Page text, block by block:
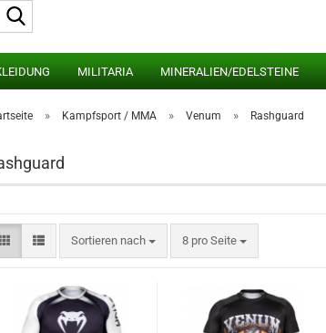
MILITARIA MINERALIEN/EDELSTEINE
» Kampfsport / MMA » Venum » Rashguard
Sortieren nach
Sortieren nach 8 pro Seite
pro Seite